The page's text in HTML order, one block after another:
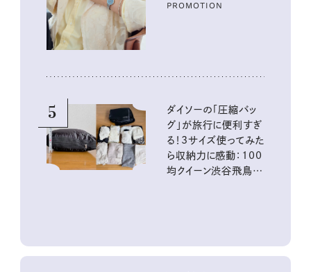
PROMOTION
5
ダイソーの「圧縮バッ
グ」が旅行に便利すぎ
る！3サイズ使ってみた
ら収納力に感動：100
均クイーン渋谷飛鳥の